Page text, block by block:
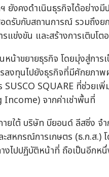
ยังคงดำเนินธุรกิจได้อย่าง
ดรับกับสถานการณ์ รวมถึง
แข่งขัน และสร้างการเติบโ
หน้าขยายธุรกิจ โดยมุ่งสู่
งทุนไปยังธุรกิจที่มีศักยภา
SUSCO SQUARE ที่ช่วยเ
Income) จากค่าเช่าพื้นที่
ายใต้ บริษัท บียอนด์ ลีสซิ่ง
สหกรณ์การเกษตร (ธ.ก.ส.)
งไปปฏิบัติหน้าที่ ถือเป็นอีกห